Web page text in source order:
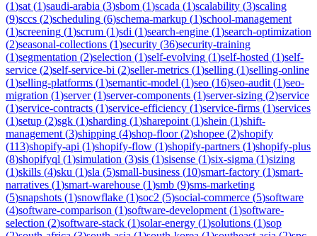
(1)sat (1)saudi-arabia (3)sbom (1)scada (1)scalability (3)scaling
(9)sccs (2)scheduling (6)schema-markup (1)school-management
(1)screening (1)scrum (1)sdi (1)search-engine (1)search-optimization
(2)seasonal-collections (1)security (36)security-training
(1)segmentation (2)selection (1)self-evolving (1)self-hosted (1)self-
service (2)self-service-bi (2)seller-metrics (1)selling (1)selling-online
(1)selling-platforms (1)semantic-model (1)seo (16)seo-audit (1)seo-
migration (1)server(1)server-components (1)server-sizing (2)service
(1)service-contracts (1)service-efficiency (1)service-firms (1)services
(1)setup (2)sgk (1)sharding (1)sharepoint (1)shein (1)shift-
management (3)shipping (4)shop-floor(2)shopee (2)shopify
(113)shopify-api (1)shopify-flow (1)shopify-partners (1)shopify-plus
(8)shopifyql (1)simulation (3)sis (1)sisense (1)six-sigma (1)sizing
(1)skills (4)sku (1)sla (5)small-business (10)smart-factory (1)smart-
narratives (1)smart-warehouse (1)smb (9)sms-marketing
(5)snapshots (1)snowflake (1)soc2 (5)social-commerce (5)software
(4)software-comparison (1)software-development (1)software-
selection (2)software-stack (1)solar-energy (1)solutions (1)sop